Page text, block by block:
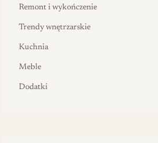
Remont i wykończenie
Trendy wnętrzarskie
Kuchnia
Meble
Dodatki